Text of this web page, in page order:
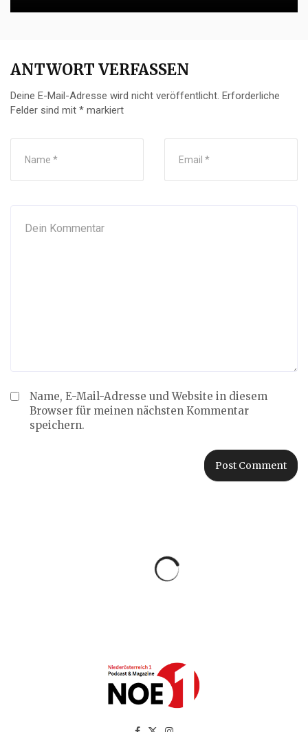
ANTWORT VERFASSEN
Deine E-Mail-Adresse wird nicht veröffentlicht. Erforderliche
Felder sind mit * markiert
Name, E-Mail-Adresse und Website in diesem
Browser für meinen nächsten Kommentar
speichern.